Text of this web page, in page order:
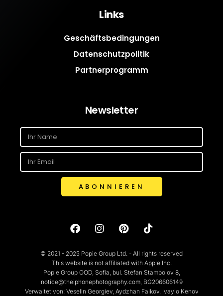
Links
Geschäftsbedingungen
Datenschutzpolitik
Partnerprogramm
Newsletter
ABONNIEREN
© 2021 - 2025 Popie Group Ltd. - All rights reserved
This website is not affiliated with Apple Inc.
Popie Group OOD, Sofia, bul. Stefan Stambolov 8,
notice@theiphonephotography.com, BG206606149
Verwaltet von: Veselin Georgiev, Aydzhan Faikov, Ivaylo Kenov